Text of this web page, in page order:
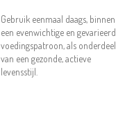
Gebruik eenmaal daags, binnen
een evenwichtige en gevarieerd
voedingspatroon, als onderdeel
van een gezonde, actieve
levensstijl.